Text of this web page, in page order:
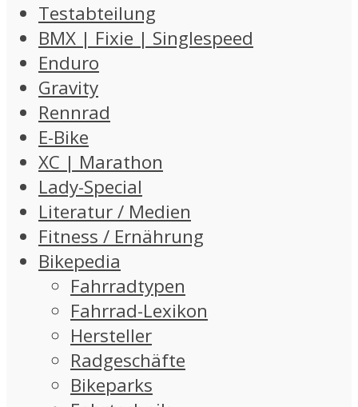
Testabteilung
BMX | Fixie | Singlespeed
Enduro
Gravity
Rennrad
E-Bike
XC | Marathon
Lady-Special
Literatur / Medien
Fitness / Ernährung
Bikepedia
Fahrradtypen
Fahrrad-Lexikon
Hersteller
Radgeschäfte
Bikeparks